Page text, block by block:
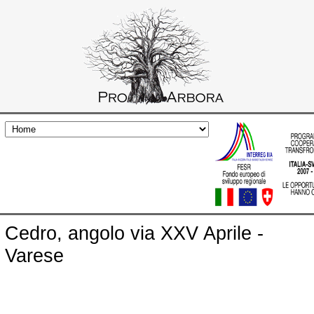
Cedro, angolo via XXV Aprile -
Varese
Sequoia di Punta Lavello, Brezzo di Bedero
(Va)
Quercia di Cocquio Trevisago (Va)
Quercia di Villa Quassa, Ispra (Va)